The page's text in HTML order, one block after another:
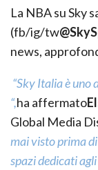
La NBA su Sky
(fb/ig/tw
news,
“Sky Italia è uno
“,ha affermato
Global Media
mai visto prima
spazi dedicati